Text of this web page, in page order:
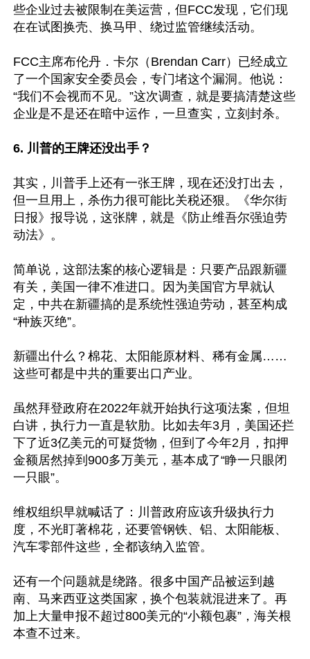
些企业过去被限制在美运营，但FCC发现，它们现
在在试图换壳、换马甲、绕过监管继续活动。
FCC主席布伦丹．卡尔（Brendan Carr）已经成立
了一个国家安全委员会，专门堵这个漏洞。他说：
“我们不会视而不见。”这次调查，就是要搞清楚这些
企业是不是还在暗中运作，一旦查实，立刻封杀。
6. 川普的王牌还没出手？
其实，川普手上还有一张王牌，现在还没打出去，
但一旦用上，杀伤力很可能比关税还狠。《华尔街
日报》报导说，这张牌，就是《防止维吾尔强迫劳
动法》。
简单说，这部法案的核心逻辑是：只要产品跟新疆
有关，美国一律不准进口。因为美国官方早就认
定，中共在新疆搞的是系统性强迫劳动，甚至构成
“种族灭绝”。
新疆出什么？棉花、太阳能原材料、稀有金属……
这些可都是中共的重要出口产业。
虽然拜登政府在2022年就开始执行这项法案，但坦
白讲，执行力一直是软肋。比如去年3月，美国还拦
下了近3亿美元的可疑货物，但到了今年2月，扣押
金额居然掉到900多万美元，基本成了“睁一只眼闭
一只眼”。
维权组织早就喊话了：川普政府应该升级执行力
度，不光盯著棉花，还要管钢铁、铝、太阳能板、
汽车零部件这些，全都该纳入监管。
还有一个问题就是绕路。很多中国产品被运到越
南、马来西亚这类国家，换个包装就混进来了。再
加上大量申报不超过800美元的“小额包裹”，海关根
本查不过来。